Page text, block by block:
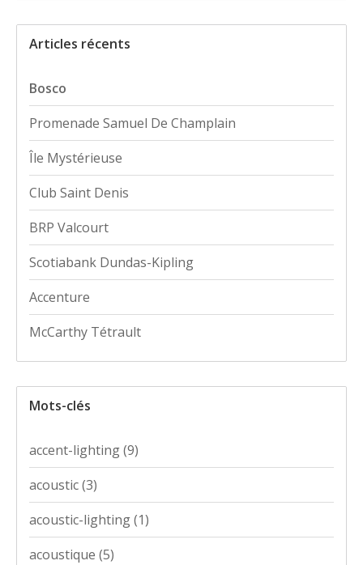
Articles récents
Bosco
Promenade Samuel De Champlain
Île Mystérieuse
Club Saint Denis
BRP Valcourt
Scotiabank Dundas-Kipling
Accenture
McCarthy Tétrault
Mots-clés
accent-lighting(9)
acoustic(3)
acoustic-lighting(1)
acoustique (5)